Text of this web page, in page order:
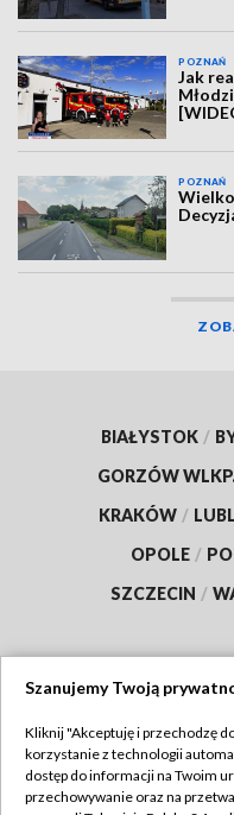
POZNAŃ
Jak
POZNAŃ
BIAŁYSTOK /
GORZÓW
KRAKÓW /
OPOLE /
SZCZECIN /
Abonament TVP
Szanujemy Twoją
Kliknij "Akceptuję i przechodzę
korzystanie z technologii
dostęp do informacji na Twoim
przechowywanie oraz na